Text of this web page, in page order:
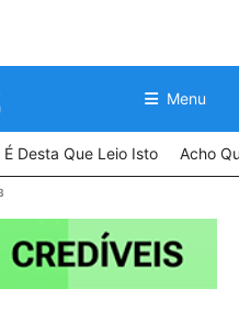
Menu
É Desta Que Leio Isto Acho